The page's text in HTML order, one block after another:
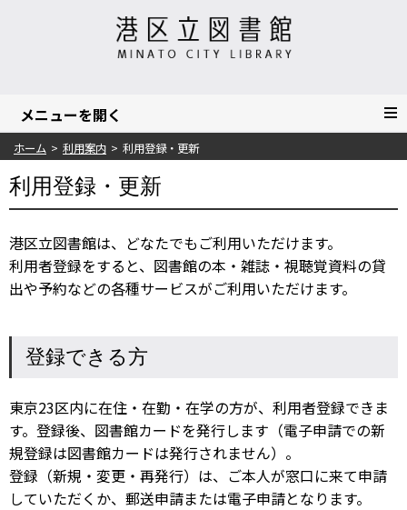
ホーム 利用案内 利用登録・更新
利用登録・更新
港区立図書館は、どなたでもご利用いただけます。
利用者登録をすると、図書館の本・雑誌・視聴覚資料の貸
出や予約などの各種サービスがご利用いただけます。
登録できる方
東京23区内に在住・在勤・在学の方が、利用者登録できま
す。登録後、図書館カードを発行します（電子申請での新
規登録は図書館カードは発行されません）。
登録（新規・変更・再発行）は、ご本人が窓口に来て申請
していただくか、郵送申請または電子申請となります。